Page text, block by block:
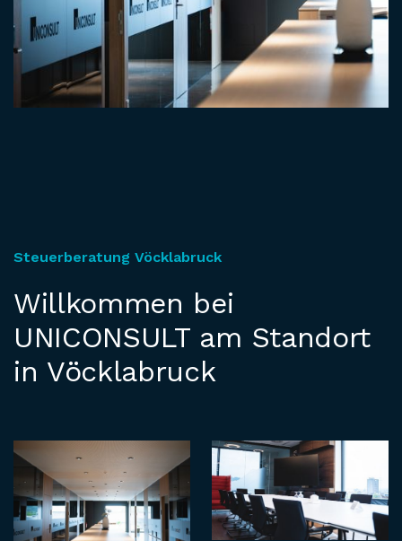
Steuerberatung Vöcklabruck
Willkommen bei
UNICONSULT am Standort
in Vöcklabruck